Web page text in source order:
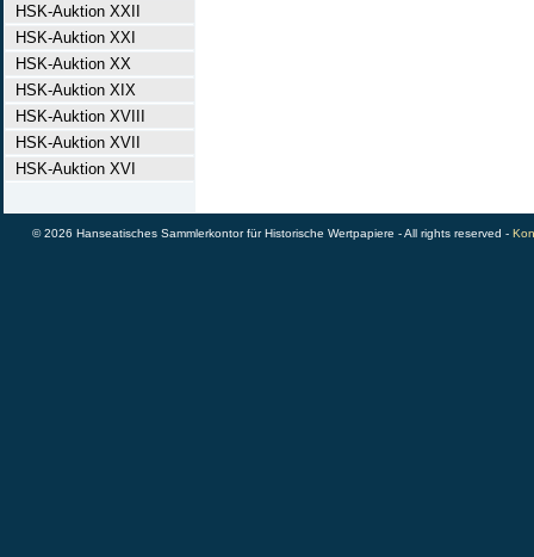
HSK-Auktion XXII
HSK-Auktion XXI
HSK-Auktion XX
HSK-Auktion XIX
HSK-Auktion XVIII
HSK-Auktion XVII
HSK-Auktion XVI
© 2026 Hanseatisches Sammlerkontor für Historische Wertpapiere - All rights reserved -